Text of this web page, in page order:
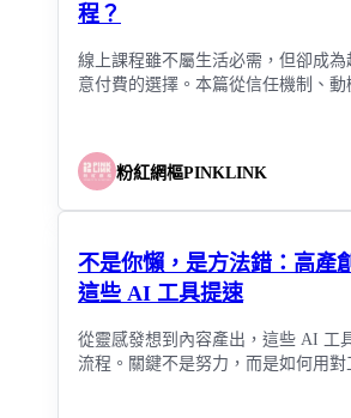
程？
線上課程雖不屬生活必需，但卻成
意付費的選擇。本篇從信任機制、動
粉紅網樞PINKLINK
不是你懶，是方法錯：高產
這些 AI 工具提速
從靈感發想到內容產出，這些 AI 工
流程。關鍵不是努力，而是如何用對